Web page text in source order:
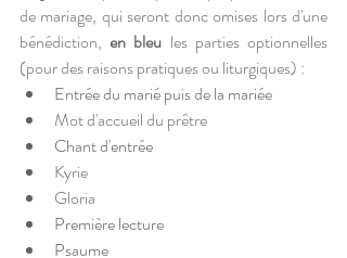
de mariage, qui seront donc omises lors d'une
bénédiction, en bleu les parties optionnelles
(pour des raisons pratiques ou liturgiques) :
Entrée du marié puis de la mariée
Mot d'accueil du prêtre
Chant d'entrée
Kyrie
Gloria
Première lecture
Psaume